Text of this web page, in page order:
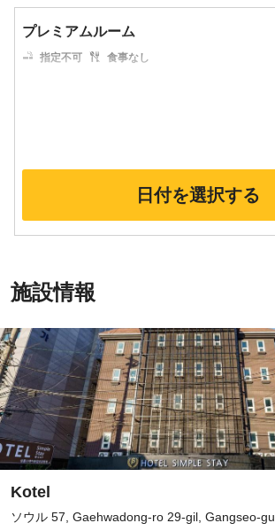
プレミアムルーム
指定不可
食事なし
日付を選択する
施設情報
Kotel
ソウル 57, Gaehwadong-ro 29-gil, Gangseo-gu